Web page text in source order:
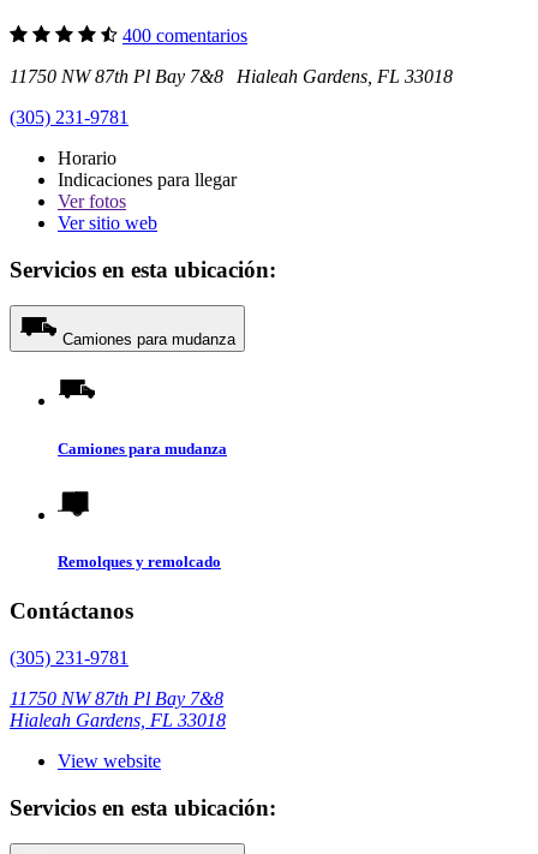
400 comentarios
11750 NW 87th Pl Bay 7&8 Hialeah Gardens, FL 33018
(305) 231-9781
Horario
Indicaciones para llegar
Verfotos
Ver sitio web
Servicios en esta ubicación:
Camiones para mudanza
Camiones para mudanza
Remolques y remolcado
Contáctanos
(305) 231-9781
11750 NW 87th Pl Bay 7&8
Hialeah Gardens, FL 33018
View website
Servicios en esta ubicación: